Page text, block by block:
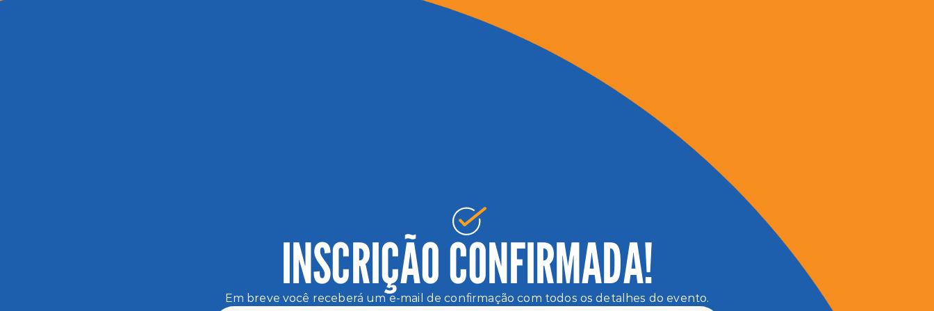
INSCRIÇÃO CONFIRMADA!
Em breve você receberá um e-mail de confirmação com todos os detalhes do evento.